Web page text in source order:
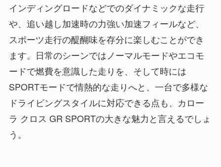
インディングロードなどでのダイナミックな走行
や、追い越し加速時の力強い加速フィールなど、
スポーツ走行の醍醐味を存分に楽しむことができ
ます。日常のシーンではノーマルモードやエコモ
ードで燃費を意識した走りを、そして時には
SPORTモードで情熱的な走りへと、一台で多様な
ドライビングスタイルに対応できる点も、カロー
ラ クロス GR SPORTの大きな魅力と言えるでしょ
う。